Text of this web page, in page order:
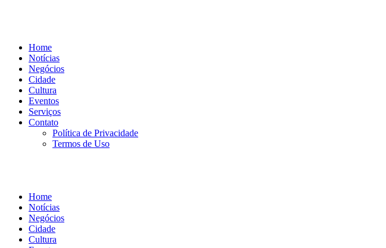
Home
Notícias
Negócios
Cidade
Cultura
Eventos
Serviços
Contato
Política de Privacidade
Termos de Uso
Home
Notícias
Negócios
Cidade
Cultura